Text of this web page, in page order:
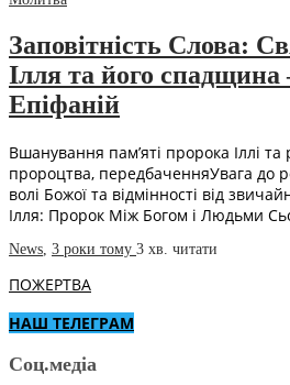
Заповітність Слова:
Ілля та його
Епіфаній
Вшанування пам’яті пророка Іллі
пророцтва, передбаченняУвага до
волі Божої та відмінності від
Ілля: Пророк Між Богом і Людьми
News 3 роки тому 3 хв. читати
ПОЖЕРТВА
НАШ ТЕЛЕГРАМ
Соц.медіа